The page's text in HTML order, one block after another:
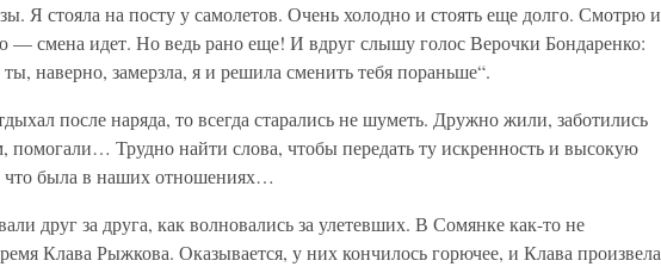
Я стояла на посту у самолетов. Очень холодно и стоять еще долго. Смотрю и
— смена идет. Но ведь рано еще! И вдруг слышу голос Верочки Бондаренко:
наверно, замерзла, я и решила сменить тебя пораньше“.
после наряда, то всегда старались не шуметь. Дружно жили, заботились
помогали… Трудно найти слова, чтобы передать ту искренность и высокую
что была в наших отношениях…
друг за друга, как волновались за улетевших. В Сомянке как-то не
Клава Рыжкова. Оказывается, у них кончилось горючее, и Клава произвела